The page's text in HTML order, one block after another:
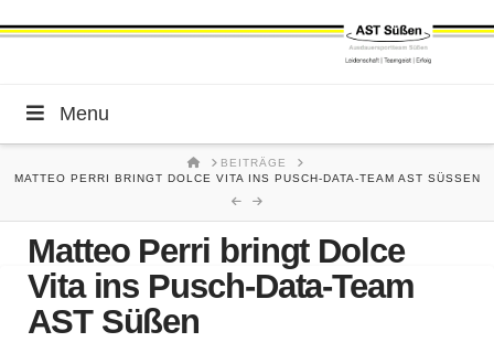
Menu
HOMEBEITRÄGE
MATTEO PERRI BRINGT DOLCE VITA INS PUSCH-DATA-TEAM AST SÜSSEN
Matteo Perri bringt Dolce
Vita ins Pusch-Data-Team
AST Süßen